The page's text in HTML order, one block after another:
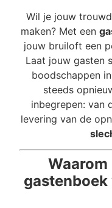
Wil je jouw
maken? Met een
jouw bruiloft een
Laat jouw gasten
boodschappen
steeds
inbegrepen: van
levering van de